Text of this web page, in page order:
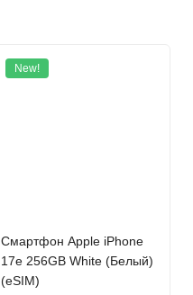
New!
Смартфон Apple iPhone
17e 256GB White (Белый)
(eSIM)